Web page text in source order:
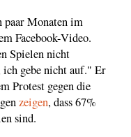
Monaten im
Facebook-Video.
Spielen nicht
gebe nicht auf." Er
Protest gegen die
zeigen, dass 67%
sind.